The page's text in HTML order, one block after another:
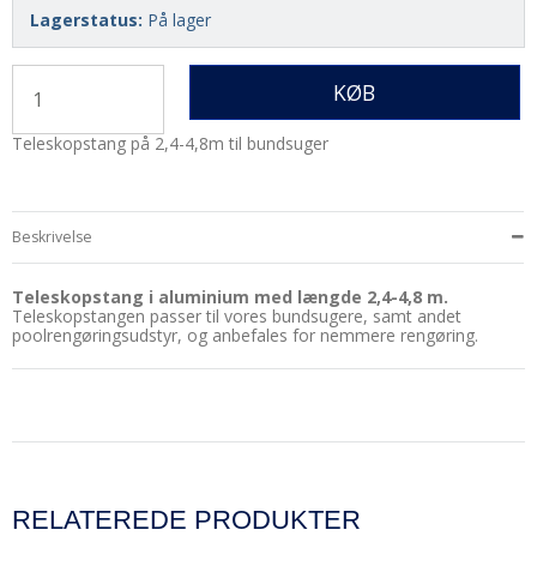
Lagerstatus: På lager
KØB
Teleskopstang på 2,4-4,8m til bundsuger
Beskrivelse
Teleskopstang i aluminium med længde 2,4-4,8 m.
Teleskopstangen passer til vores bundsugere, samt andet
poolrengøringsudstyr, og anbefales for nemmere rengøring.
RELATEREDE PRODUKTER